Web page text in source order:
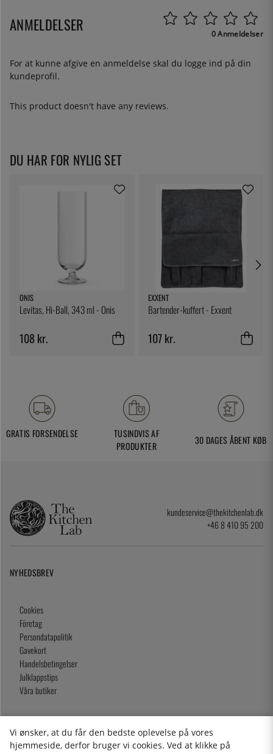
ANMELDELSER 0 Anmeldelser
For at kunne afgive en anmeldelse skal du logge ind på din
kundeprofil.
This product doesn't have any reviews.
DU HAR FOR NYLIG SET
ONIS
Levitas, Hi-Ball, 343 ml - Onis
108 kr.
EXXENT
Bartender-kuffert - Exxent
107 kr.
GRATIS FORSENDELSE
TUSINDVIS AF
PRODUKTER
30 DAGES ÅBENT KØB
kundeservice@thekitchenlab.dk
+46 8 410 95 200
NYHEDSBREV
Cookies
Företag
Persondatapolitik
Gavekort
Handelsbetingelser
Julklappstips
Våra butiker
2026 KitchenLab AB
Vi ønsker, at du får den bedste oplevelse på vores
hjemmeside, derfor bruger vi cookies. Ved at klikke på